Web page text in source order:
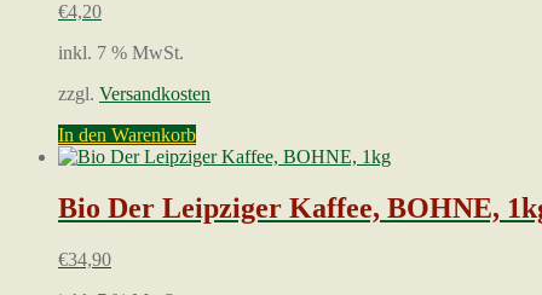
€4,20
inkl. 7 % MwSt.
zzgl. Versandkosten
In den Warenkorb
Bio Der Leipziger Kaffee, BOHNE,
€34,90